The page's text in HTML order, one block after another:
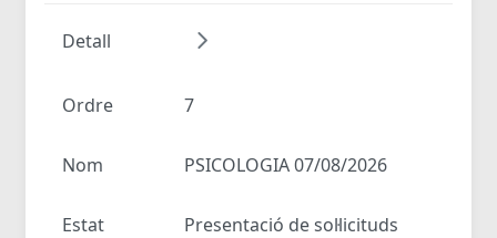
Detall
Ordre 7
Nom PSICOLOGIA 07/08/2026
Estat Presentació de sol·licituds